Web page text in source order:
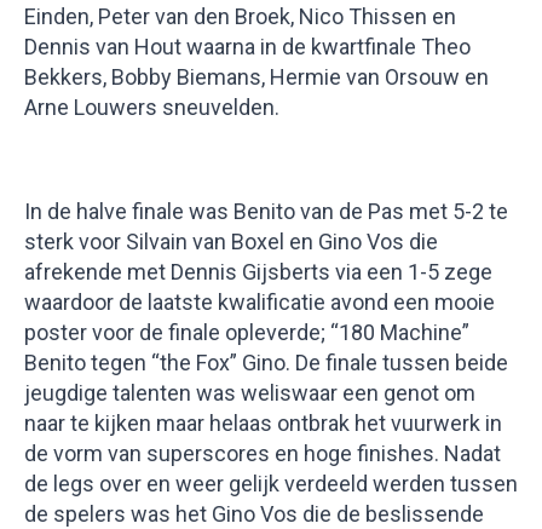
Einden, Peter van den Broek, Nico Thissen en
Dennis van Hout waarna in de kwartfinale Theo
Bekkers, Bobby Biemans, Hermie van Orsouw en
Arne Louwers sneuvelden.
In de halve finale was Benito van de Pas met 5-2 te
sterk voor Silvain van Boxel en Gino Vos die
afrekende met Dennis Gijsberts via een 1-5 zege
waardoor de laatste kwalificatie avond een mooie
poster voor de finale opleverde; “180 Machine”
Benito tegen “the Fox” Gino. De finale tussen beide
jeugdige talenten was weliswaar een genot om
naar te kijken maar helaas ontbrak het vuurwerk in
de vorm van superscores en hoge finishes. Nadat
de legs over en weer gelijk verdeeld werden tussen
de spelers was het Gino Vos die de beslissende